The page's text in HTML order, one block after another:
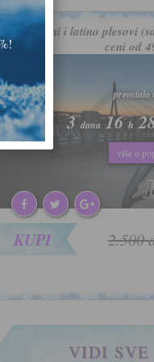
Standardni i latino plesovi
ceni od
preostalo
3dana 16h
više o
preostalo
3dana 16h
više o
KUPI 2.500
VIDI SVE